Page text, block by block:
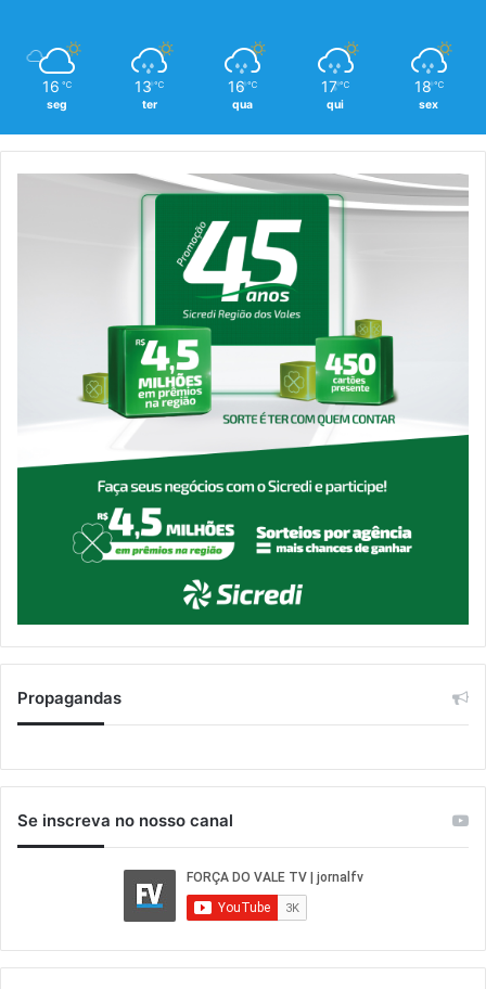
16 ℃
seg
13 ℃
ter
16 ℃
qua
17 ℃
qui
18 ℃
sex
Propagandas
Se inscreva no nosso canal